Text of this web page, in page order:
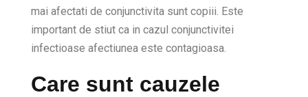
mai afectati de conjunctivita sunt copiii. Este
important de stiut ca in cazul conjunctivitei
infectioase afectiunea este contagioasa.
Care sunt cauzele